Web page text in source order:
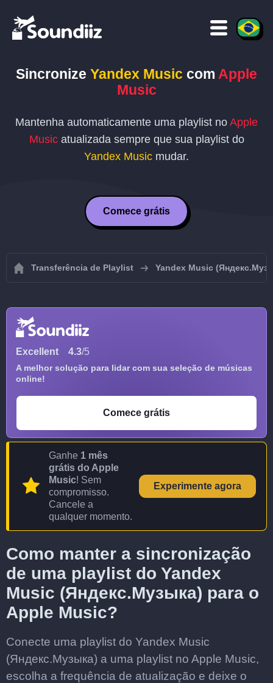
Sincronize Yandex Music com Apple
Music
Mantenha automaticamente uma playlist no Apple
Musicatualizada sempre que sua playlist do
Yandex Music mudar.
Comece grátis
Transferência de Playlist Yandex Music
Excellent 4.3/5
A melhor solução para lidar com sua seleção de músicas
online!
Comece grátis
Ganhe 1 mês
grátis do Apple
Music! Sem
compromisso.
Cancele a
qualquer momento.
Experimente agora
Como manter a sincronização
de uma playlist do Yandex
Music (Яндекс.Музыка) para o
Apple Music?
Conecte uma playlist do Yandex Music
(Яндекс.Музыка) a uma playlist no Apple Music,
escolha a frequência de atualização e deixe o